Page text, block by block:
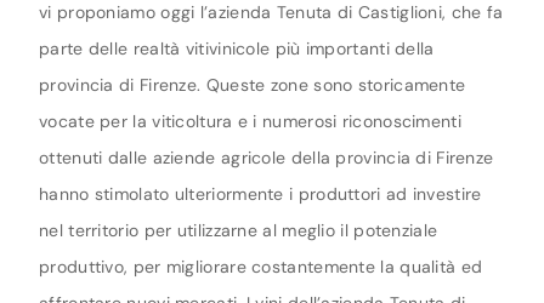
vi proponiamo oggi l’azienda Tenuta di Castiglioni, che fa
parte delle realtà vitivinicole più importanti della
provincia di Firenze. Queste zone sono storicamente
vocate per la viticoltura e i numerosi riconoscimenti
ottenuti dalle aziende agricole della provincia di Firenze
hanno stimolato ulteriormente i produttori ad investire
nel territorio per utilizzarne al meglio il potenziale
produttivo, per migliorare costantemente la qualità ed